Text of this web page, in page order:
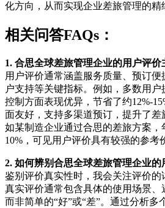
化方向，从而实现企业差旅管理的精
相关问答FAQs：
1. 合思全球差旅管理企业的用户评价
用户评价通常涵盖服务质量、预订
户支持等关键指标。例如，多数用
控制方面表现优异，节省了约12%-
面友好，支持多渠道预订，提升了差
如某制造企业通过合思的差旅方案，
10%，可见用户评价具有较强的参考
2. 如何辨别合思全球差旅管理企业的
鉴别评价真实性时，我会关注评价的
真实评价通常包含具体的使用场景、
而非简单的“好”或“差”。通过分析多